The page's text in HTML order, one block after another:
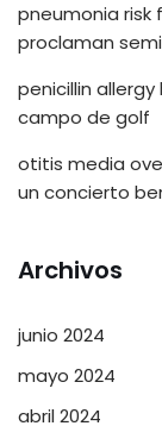
pneumonia risk
proclaman
penicillin allergy
campo de golf
otitis media
un concierto
Archivos
junio 2024
mayo 2024
abril 2024